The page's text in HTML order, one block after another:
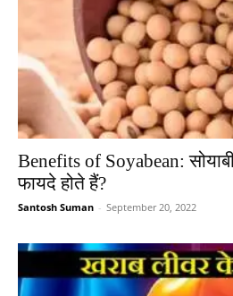
Benefits of Soyabean:
फायदे होते हैं?
Santosh Suman - September 20, 2022